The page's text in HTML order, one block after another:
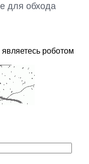
для обхода
роботом